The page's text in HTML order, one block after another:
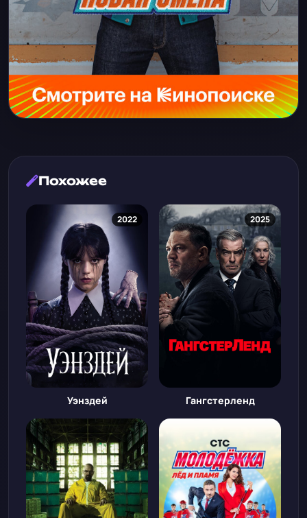
Похожее
2022
Уэнздей
2025
Гангстерленд